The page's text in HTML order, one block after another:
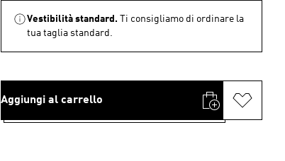
Vestibilità standard.
Ti consigliamo di ordinare la
tua taglia standard.
Aggiungi al carrello